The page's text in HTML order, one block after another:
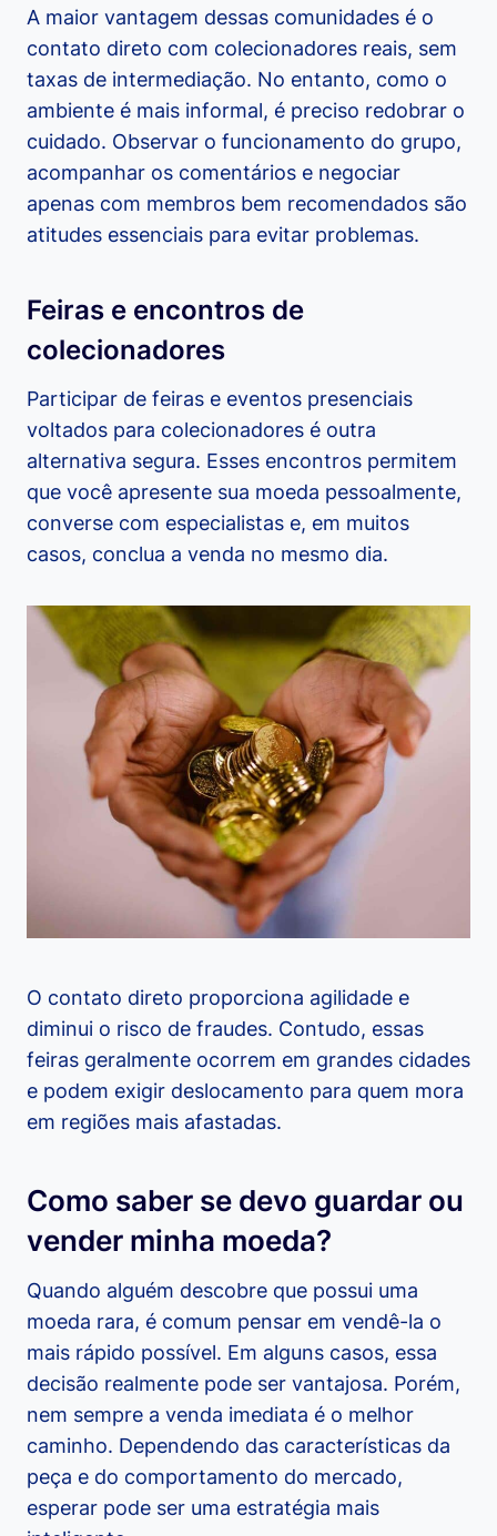
A maior vantagem dessas comunidades é o
contato direto com colecionadores reais, sem
taxas de intermediação. No entanto, como o
ambiente é mais informal, é preciso redobrar o
cuidado. Observar o funcionamento do grupo,
acompanhar os comentários e negociar
apenas com membros bem recomendados são
atitudes essenciais para evitar problemas.
Feiras e encontros de
colecionadores
Participar de feiras e eventos presenciais
voltados para colecionadores é outra
alternativa segura. Esses encontros permitem
que você apresente sua moeda pessoalmente,
converse com especialistas e, em muitos
casos, conclua a venda no mesmo dia.
O contato direto proporciona agilidade e
diminui o risco de fraudes. Contudo, essas
feiras geralmente ocorrem em grandes cidades
e podem exigir deslocamento para quem mora
em regiões mais afastadas.
Como saber se devo guardar ou
vender minha moeda?
Quando alguém descobre que possui uma
moeda rara, é comum pensar em vendê-la o
mais rápido possível. Em alguns casos, essa
decisão realmente pode ser vantajosa. Porém,
nem sempre a venda imediata é o melhor
caminho. Dependendo das características da
peça e do comportamento do mercado,
esperar pode ser uma estratégia mais